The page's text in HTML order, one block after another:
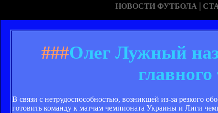
НОВОСТИ ФУТБОЛА |
###Олег Лужный
В связи с нетрудоспособностью, возникшей из-за резкого
готовить команду к матчам чемпионата Украины и Лиги